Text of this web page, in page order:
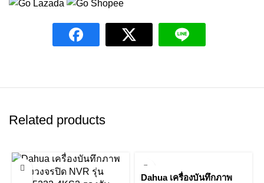
Related products
Dahua เครื่องบันทึกภาพ